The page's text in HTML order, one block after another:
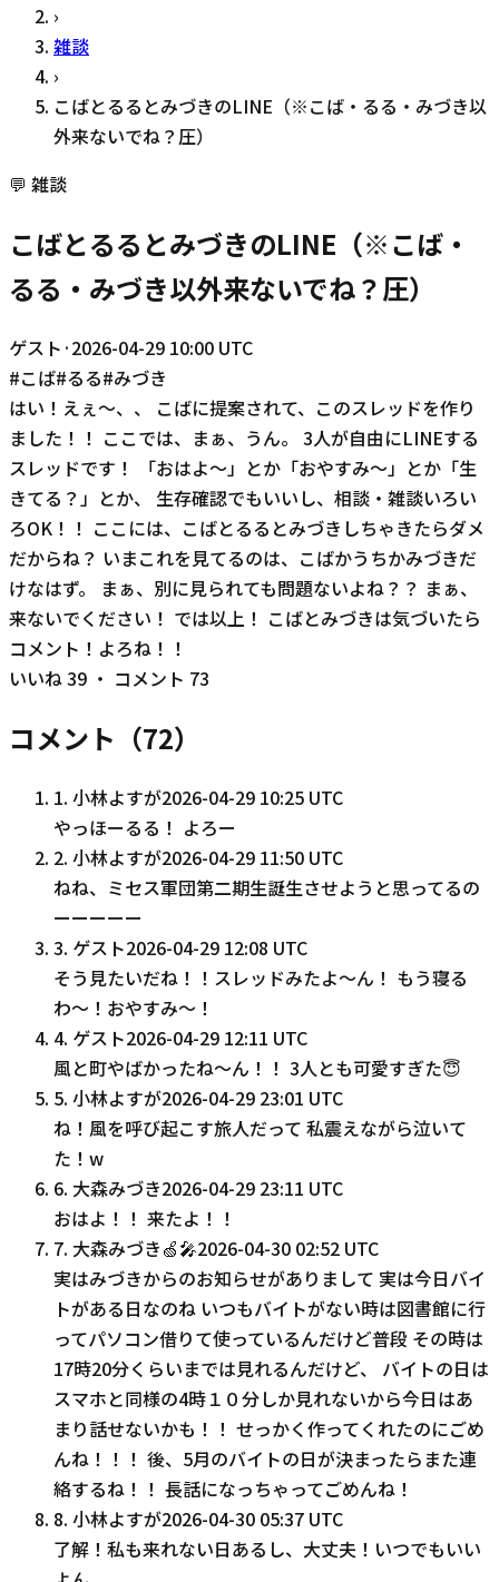
›
雑談
›
こばとるるとみづきのLINE（※こば・るる・みづき以
外来ないでね？圧）
💬 雑談
こばとるるとみづきのLINE（※こば・
るる・みづき以外来ないでね？圧）
ゲスト ·2026-04-29 10:00 UTC
#こば#るる#みづき
はい！えぇ〜、、 こばに提案されて、このスレッドを作り
ました！！ ここでは、まぁ、うん。 3人が自由にLINEする
スレッドです！ 「おはよ〜」とか「おやすみ〜」とか「生
きてる？」とか、 生存確認でもいいし、相談・雑談いろい
ろOK！！ ここには、こばとるるとみづきしちゃきたらダメ
だからね？ いまこれを見てるのは、こばかうちかみづきだ
けなはず。 まぁ、別に見られても問題ないよね？？ まぁ、
来ないでください！ では以上！ こばとみづきは気づいたら
コメント！よろね！！
いいね39 ・ コメント 73
コメント（72）
1. 小林よすが2026-04-29 10:25 UTC
やっほーるる！ よろー
2. 小林よすが2026-04-29 11:50 UTC
ねね、ミセス軍団第二期生誕生させようと思ってるの
ーーーーー
3. ゲスト2026-04-29 12:08 UTC
そう見たいだね！！スレッドみたよ〜ん！ もう寝る
わ〜！おやすみ〜！
4. ゲスト2026-04-29 12:11 UTC
風と町やばかったね〜ん！！ 3人とも可愛すぎた😇
5. 小林よすが2026-04-29 23:01 UTC
ね！風を呼び起こす旅人だって 私震えながら泣いて
た！w
6. 大森みづき2026-04-29 23:11 UTC
おはよ！！ 来たよ！！
7. 大森みづき🍏🎤2026-04-30 02:52 UTC
実はみづきからのお知らせがありまして 実は今日バイ
トがある日なのね いつもバイトがない時は図書館に行
ってパソコン借りて使っているんだけど普段 その時は
17時20分くらいまでは見れるんだけど、 バイトの日は
スマホと同様の4時１０分しか見れないから今日はあ
まり話せないかも！！ せっかく作ってくれたのにごめ
んね！！！ 後、5月のバイトの日が決まったらまた連
絡するね！！ 長話になっちゃってごめんね！
8. 小林よすが2026-04-30 05:37 UTC
了解！私も来れない日あるし、大丈夫！いつでもいい